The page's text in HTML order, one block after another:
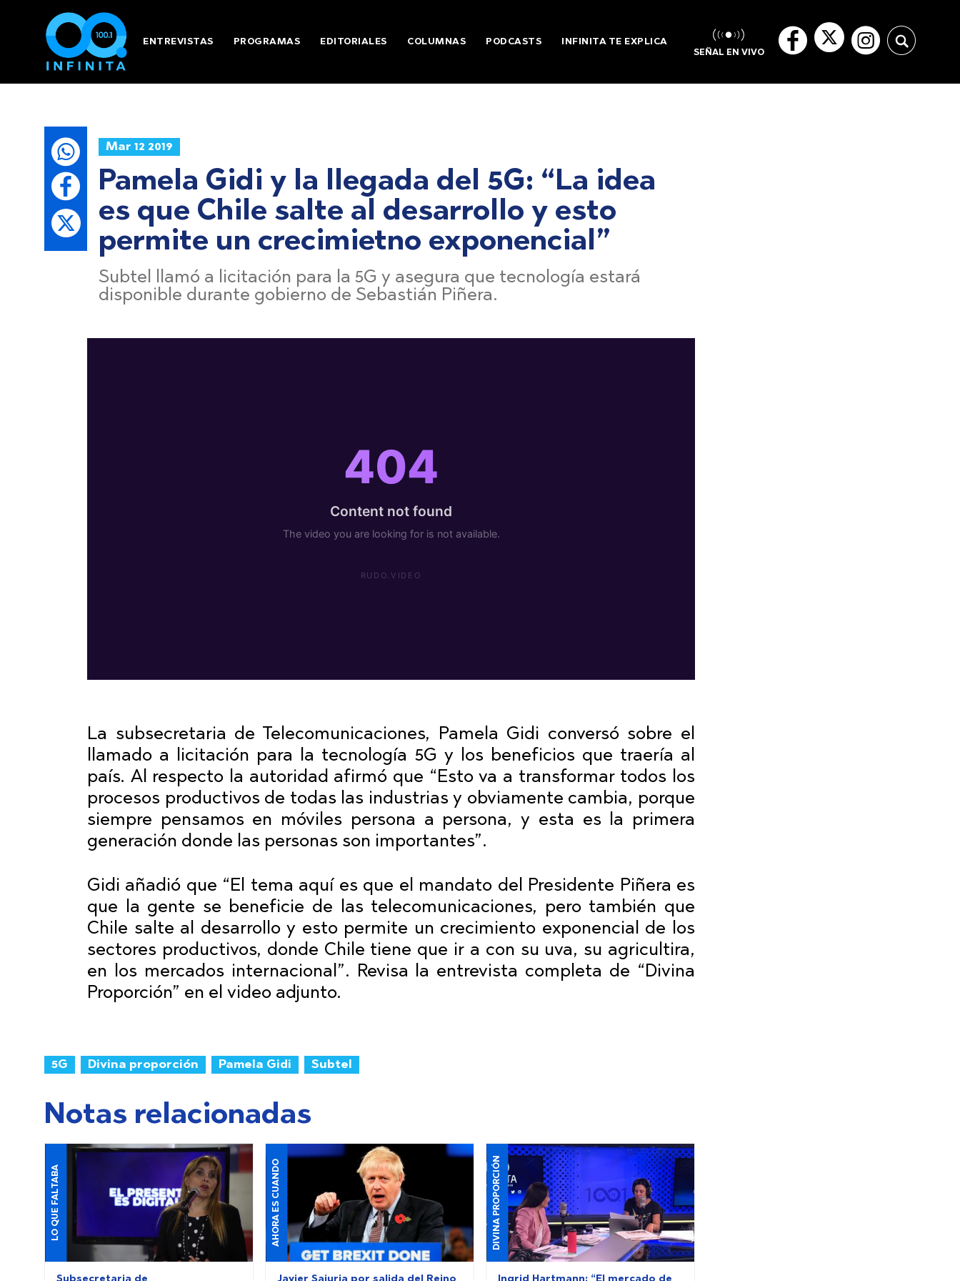
ENTREVISTAS PROGRAMAS EDITORIALES COLUMNAS PODCASTS INFINITA TE EXPLICA
SEÑAL EN VIVO
Mar 12 2019
Pamela Gidi y la llegada del 5G: “La idea
es que Chile salte al desarrollo y esto
permite un crecimietno exponencial”
Subtel llamó a licitación para la 5G y asegura que tecnología estará
disponible durante gobierno de Sebastián Piñera.
La subsecretaria de Telecomunicaciones, Pamela Gidi conversó sobre el
llamado a licitación para la tecnología 5G y los beneficios que traería al
país. Al respecto la autoridad afirmó que “Esto va a transformar todos los
procesos productivos de todas las industrias y obviamente cambia, porque
siempre pensamos en móviles persona a persona, y esta es la primera
generación donde las personas son importantes”.
Gidi añadió que “El tema aquí es que el mandato del Presidente Piñera es
que la gente se beneficie de las telecomunicaciones, pero también que
Chile salte al desarrollo y esto permite un crecimiento exponencial de los
sectores productivos, donde Chile tiene que ir a con su uva, su agricultira,
en los mercados internacional”. Revisa la entrevista completa de “Divina
Proporción” en el video adjunto.
5G Divina proporción Pamela Gidi Subtel
Notas relacionadas
LO QUE FALTABA AHORA ES CUANDO DIVINA PROPORCIÓN